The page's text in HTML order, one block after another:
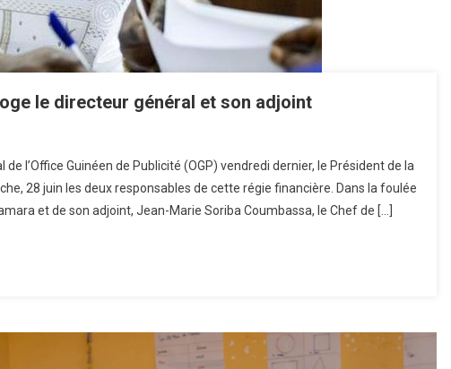
le directeur général et son adjoint
l’Office Guinéen de Publicité (OGP) vendredi dernier, le Président de la
28 juin les deux responsables de cette régie financière. Dans la foulée
et de son adjoint, Jean-Marie Soriba Coumbassa, le Chef de […]